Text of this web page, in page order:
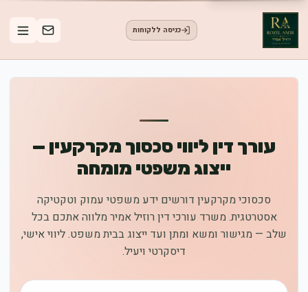
כניסה ללקוחות
עורך דין ליווי סכסוך מקרקעין —
ייצוג משפטי מומחה
סכסוכי מקרקעין דורשים ידע משפטי עמוק וטקטיקה
אסטרטגית. משרד עורכי דין רוזיל אמיר מלווה אתכם בכל
שלב — מגישור ומשא ומתן ועד ייצוג בבית משפט. ליווי אישי,
דיסקרטי ויעיל.